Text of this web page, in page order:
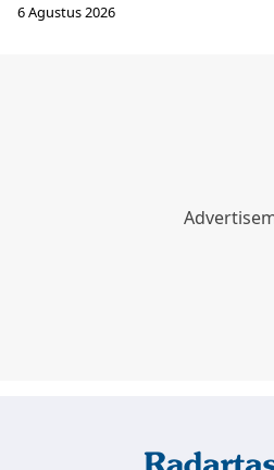
6 Agustus 2026